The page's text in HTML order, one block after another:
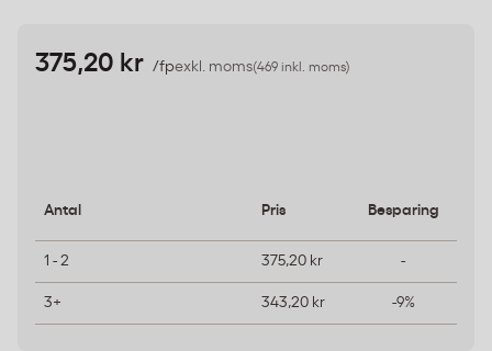
375,20 kr /fpexkl. moms(469 inkl. moms)
Antal Pris Besparing
1 - 2 375,20 kr -
3+ 343,20 kr -9%